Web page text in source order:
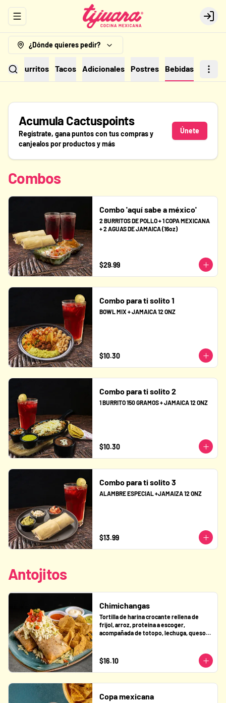
Abrir menu de navegación Login
¿Dónde quieres pedir?
Burritos Tacos Adicionales Postres Bebidas
Acumula Cactuspoints
Regístrate, gana puntos con tus compras y
canjealos por productos y más
Únete
Combos
Combo 'aquí sabe a méxico'
2 BURRITOS DE POLLO + 1 COPA MEXICANA
+ 2 AGUAS DE JAMAICA (16oz)
$29.99
Combo para ti solito 1
BOWL MIX + JAMAICA 12 ONZ
$10.30
Combo para ti solito 2
1 BURRITO 150 GRAMOS + JAMAICA 12 ONZ
$10.30
Combo para ti solito 3
ALAMBRE ESPECIAL +JAMAIZA 12 ONZ
$13.99
Antojitos
Chimichangas
Tortilla de harina crocante rellena de
frijol, arroz, proteina a escoger,
acompañada de totopo, lechuga, queso
$16.10
Copa mexicana